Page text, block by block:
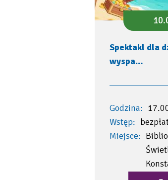
Spektakl dla
wyspa…
Godzina:
Wstęp:
Miejsce: